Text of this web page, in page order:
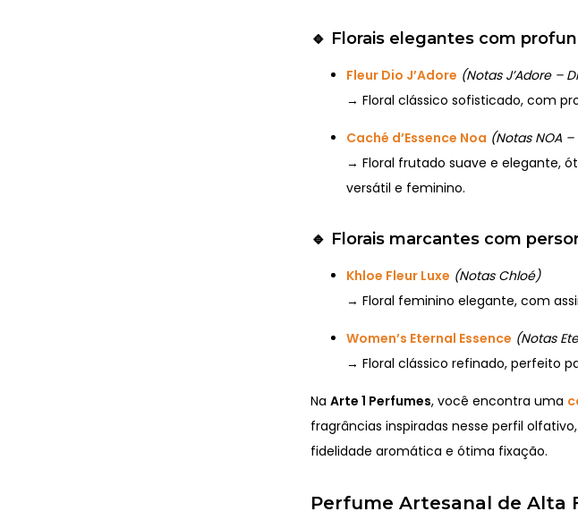
🔹 Florais elegantes com
Fleur Dio J’Adore (Notas J’Adore –
→ Floral clássico sofisticado, com
Caché d’Essence Noa (Notas NOA
→ Floral frutado suave e elegante,
versátil e feminino.
🔹 Florais marcantes com
Khloe Fleur Luxe (Notas Chloé)
→ Floral feminino elegante, com
Women’s Eternal Essence (Notas
→ Floral clássico refinado, perfeito
Na Arte 1 Perfumes, você encontra uma
fragrâncias inspiradas nesse perfil
fidelidade aromática e ótima fixação.
Perfume Artesanal de Alta